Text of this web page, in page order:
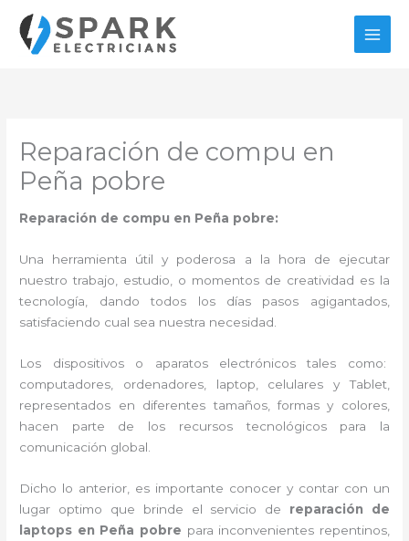
contenido
Reparación de compu en
Peña pobre
Reparación de compu en Peña pobre:
Una herramienta útil y poderosa a la hora de ejecutar
nuestro trabajo, estudio, o momentos de creatividad es la
tecnología, dando todos los días pasos agigantados,
satisfaciendo cual sea nuestra necesidad.
Los dispositivos o aparatos electrónicos tales como:
computadores, ordenadores, laptop, celulares y Tablet,
representados en diferentes tamaños, formas y colores,
hacen parte de los recursos tecnológicos para la
comunicación global.
Dicho lo anterior, es importante conocer y contar con un
lugar optimo que brinde el servicio de reparación de
laptops en Peña pobre para inconvenientes repentinos,